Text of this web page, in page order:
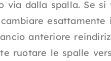
via dalla spalla. Se
anteriore
ruotare le spalle